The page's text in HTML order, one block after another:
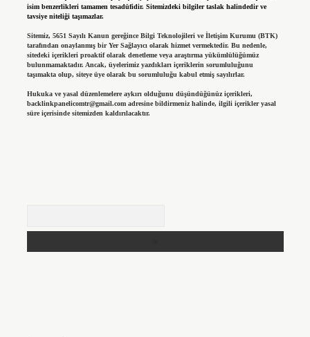
isim benzerlikleri tamamen tesadüfidir. Sitemizdeki bilgiler taslak halindedir ve
tavsiye niteliği taşımazlar.
Sitemiz, 5651 Sayılı Kanun gereğince Bilgi Teknolojileri ve İletişim Kurumu (BTK)
tarafından onaylanmış bir Yer Sağlayıcı olarak hizmet vermektedir. Bu nedenle,
sitedeki içerikleri proaktif olarak denetleme veya araştırma yükümlülüğümüz
bulunmamaktadır. Ancak, üyelerimiz yazdıkları içeriklerin sorumluluğunu
taşımakta olup, siteye üye olarak bu sorumluluğu kabul etmiş sayılırlar.
Hukuka ve yasal düzenlemelere aykırı olduğunu düşündüğünüz içerikleri,
backlinkpanelicomtr@gmail.comadresine bildirmeniz halinde, ilgili içerikler yasal
süre içerisinde sitemizden kaldırılacaktır.